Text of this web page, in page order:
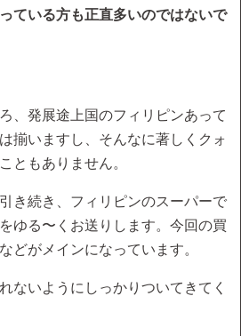
ている方も正直多いのではないで
、発展途上国のフィリピンあって
揃いますし、そんなに著しくクォ
ともありません。
き続き、フィリピンのスーパーで
ゆる〜くお送りします。今回の買
どがメインになっています。
ないようにしっかりついてきてく